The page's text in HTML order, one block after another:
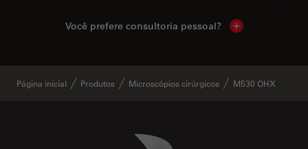
Você prefere consultoria pessoal? Show local
Página inicial Produtos Microscópios cirúrgicos M530 OHX
Danaher Logo